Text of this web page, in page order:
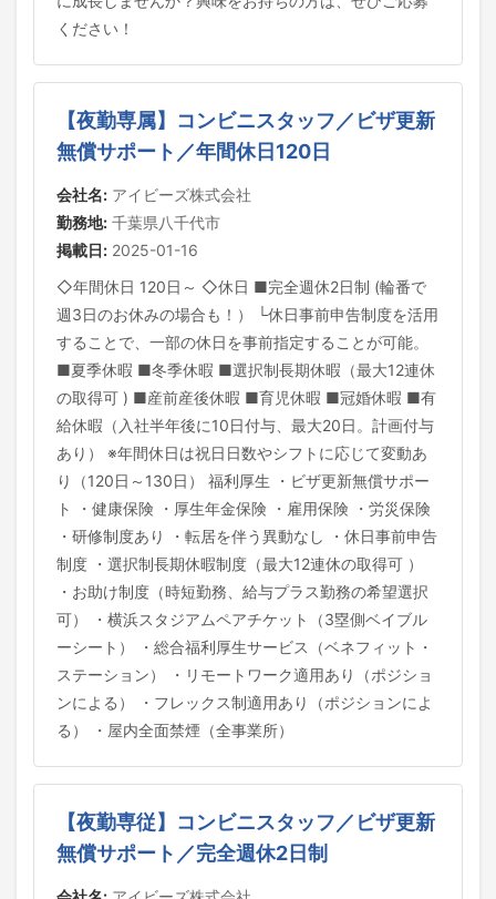
ください！
【夜勤専属】コンビニスタッフ／ビザ更新
無償サポート／年間休日120日
会社名: アイビーズ株式会社
勤務地: 千葉県八千代市
掲載日: 2025-01-16
◇年間休日 120日～ ◇休日 ■完全週休2日制 (輪番で
週3日のお休みの場合も！） └休日事前申告制度を活用
することで、一部の休日を事前指定することが可能。
■夏季休暇 ■冬季休暇 ■選択制長期休暇（最大12連休
の取得可 ) ■産前産後休暇 ■育児休暇 ■冠婚休暇 ■有
給休暇（入社半年後に10日付与、最大20日。計画付与
あり） ※年間休日は祝日日数やシフトに応じて変動あ
り（120日～130日） 福利厚生 ・ビザ更新無償サポー
ト ・健康保険 ・厚生年金保険 ・雇用保険 ・労災保険
・研修制度あり ・転居を伴う異動なし ・休日事前申告
制度 ・選択制長期休暇制度（最大12連休の取得可 ）
・お助け制度（時短勤務、給与プラス勤務の希望選択
可） ・横浜スタジアムペアチケット（3塁側ベイブル
ーシート） ・総合福利厚生サービス（ベネフィット・
ステーション） ・リモートワーク適用あり（ポジショ
ンによる） ・フレックス制適用あり（ポジションによ
る） ・屋内全面禁煙（全事業所）
【夜勤専従】コンビニスタッフ／ビザ更新
無償サポート／完全週休2日制